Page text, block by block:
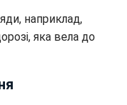
наприклад,
яка вела до